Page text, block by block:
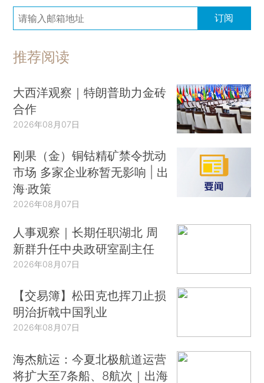
订阅
推荐阅读
大西洋观察｜特朗普助力金砖
合作
2026年08月07日
刚果（金）铜钴精矿禁令扰动
市场 多家企业称暂无影响 | 出
海·政策
2026年08月07日
人事观察｜长期任职湖北 周
新群升任中央政研室副主任
2026年08月07日
【交易簿】松田克也挥刀止损
明治折戟中国乳业
2026年08月07日
海杰航运：今夏北极航道运营
将扩大至7条船、8航次｜出海